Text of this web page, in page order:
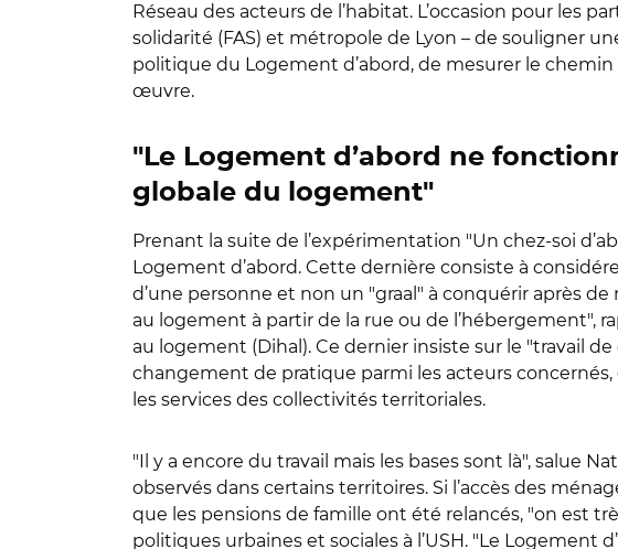
Réseau des acteurs de l’habitat. L’occasion pour les
solidarité (FAS) et métropole de Lyon – de souligner
politique du Logement d’abord, de mesurer le
œuvre.
" Le Logement d’abord ne
globale du logement"
Prenant la suite de l’expérimentation "Un chez-soi
Logement d’abord. Cette dernière consiste à
d’une personne et non un "graal " à conquérir après
au logement à partir de la rue ou de l’hébergement",
au logement (Dihal). Ce dernier insiste sur le "travail
changement de pratique parmi les acteurs
les services des collectivités territoriales.
"Il y a encore du travail mais les bases sont là", salue
observés dans certains territoires. Si l’accès des
que les pensions de famille ont été relancés, "on est
politiques urbaines et sociales à l’USH. "Le Logement